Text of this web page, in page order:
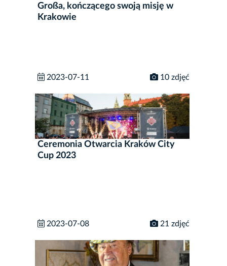
Großa, kończącego swoją misję w
Krakowie
2023-07-11 10 zdjęć
Ceremonia Otwarcia Kraków City
Cup 2023
2023-07-08 21 zdjęć